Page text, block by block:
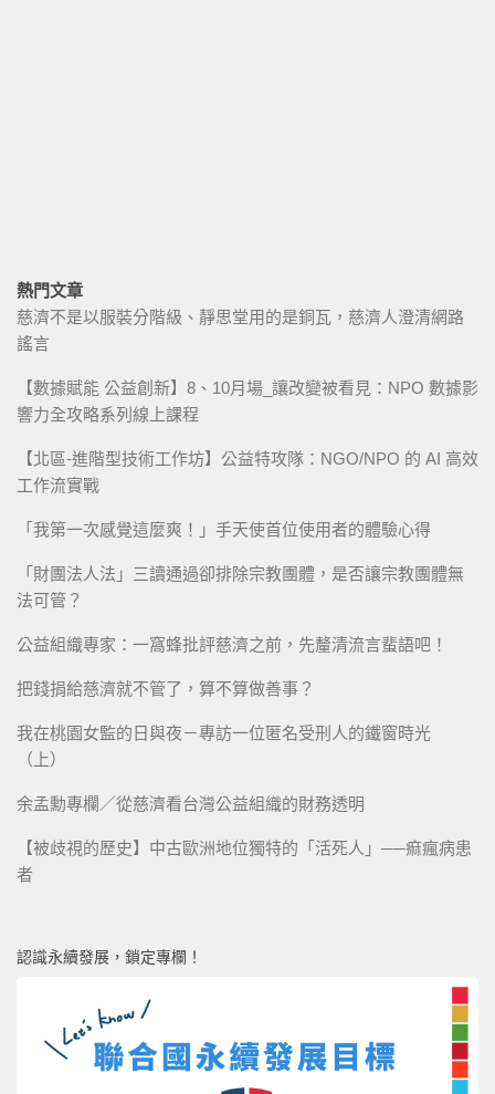
熱門文章
慈濟不是以服裝分階級、靜思堂用的是銅瓦，慈濟人澄清網路
謠言
【數據賦能 公益創新】8、10月場_讓改變被看見：NPO 數據影
響力全攻略系列線上課程
【北區-進階型技術工作坊】公益特攻隊：NGO/NPO 的 AI 高效
工作流實戰
「我第一次感覺這麼爽！」手天使首位使用者的體驗心得
「財團法人法」三讀通過卻排除宗教團體，是否讓宗教團體無
法可管？
公益組織專家：一窩蜂批評慈濟之前，先釐清流言蜚語吧！
把錢捐給慈濟就不管了，算不算做善事？
我在桃園女監的日與夜－專訪一位匿名受刑人的鐵窗時光
（上）
余孟勳專欄／從慈濟看台灣公益組織的財務透明
【被歧視的歷史】中古歐洲地位獨特的「活死人」──痲瘋病患
者
認識永續發展，鎖定專欄！